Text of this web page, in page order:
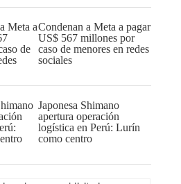
Condenan a Meta a pagar
US$ 567 millones por
caso de menores en redes
sociales
Japonesa Shimano
apertura operación
logística en Perú: Lurín
como centro